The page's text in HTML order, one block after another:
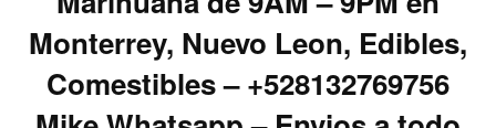
Monterrey, Nuevo Leon, Edibles,
Comestibles – +528132769756